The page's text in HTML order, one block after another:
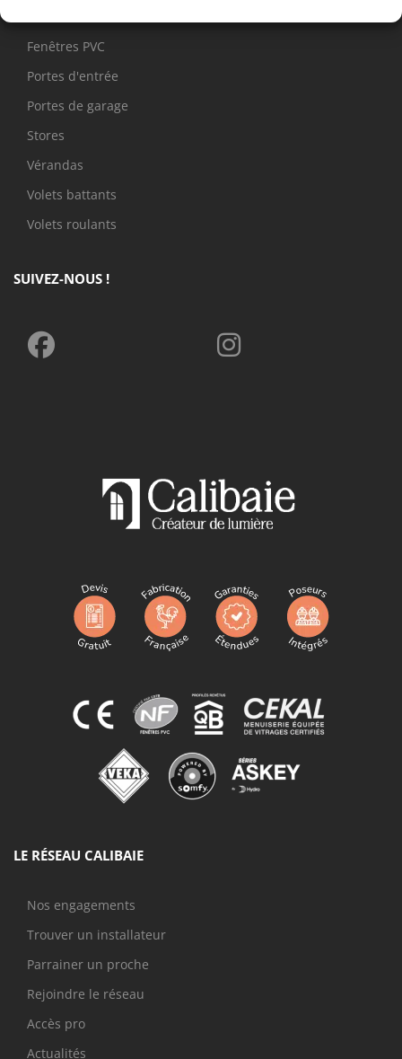
Fenêtres PVC
Portes d'entrée
Portes de garage
Stores
Vérandas
Volets battants
Volets roulants
SUIVEZ-NOUS !
LE RÉSEAU CALIBAIE
Nos engagements
Trouver un installateur
Parrainer un proche
Rejoindre le réseau
Accès pro
Actualités